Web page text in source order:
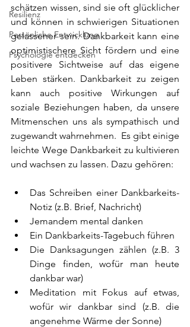
Resilienz
Persönliche Entwicklung
Psychologie entdecken
schätzen wissen, sind sie oft glücklicher
und können in schwierigen Situationen
gelassener sein. Dankbarkeit kann eine
optimistischere Sicht fördern und eine
positivere Sichtweise auf das eigene
Leben stärken. Dankbarkeit zu zeigen
kann auch positive Wirkungen auf
soziale Beziehungen haben, da unsere
Mitmenschen uns als sympathisch und
zugewandt wahrnehmen.  Es gibt einige
leichte Wege Dankbarkeit zu kultivieren
und wachsen zu lassen. Dazu gehören:
Das Schreiben einer Dankbarkeits-
Notiz (z.B. Brief, Nachricht)
Jemandem mental danken
Ein Dankbarkeits-Tagebuch führen
Die Danksagungen zählen (z.B. 3
Dinge finden, wofür man heute
dankbar war)
Meditation mit Fokus auf etwas,
wofür wir dankbar sind (z.B. die
angenehme Wärme der Sonne)